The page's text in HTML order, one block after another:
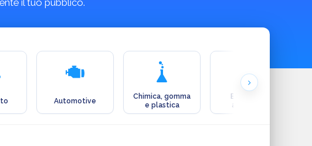
il tuo pubblico.
Automotive
Chimica, gomma
e plastica
Ecologia e
ambiente